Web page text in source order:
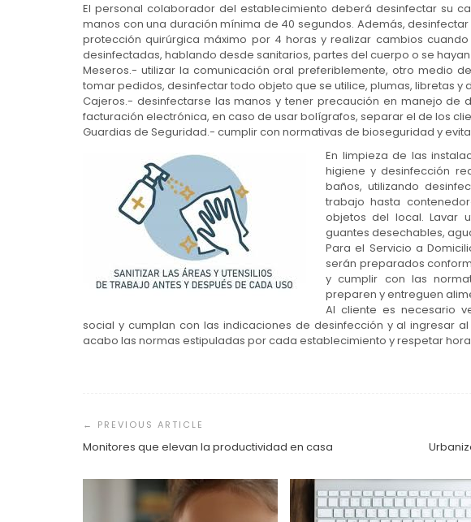
El personal colaborador del establecimiento deberá desinfectar su
manos con una duración mínima de 40 segundos. Además,
protección quirúrgica máximo por 4 horas y realizar cambios
desinfectadas, hablando desde sanitarios, partes del cuerpo o se
Meseros.- utilizar la comunicación oral preferiblemente, otro medio
tomar pedidos, desinfectar todo objeto que se utilice, plumas, libretas y
Cajeros.- desinfectarse las manos y tener precaución en manejo de
facturación electrónica, en caso de usar bolígrafos, separar el de los
Guardias de Seguridad.- cumplir con normativas de bioseguridad y
En limpieza de las
higiene y desinfección
baños, utilizando
trabajo hasta
objetos del local. Lavar
guantes desechables,
Para el Servicio a
serán preparados
y cumplir con las
preparen y entreguen
Al cliente es necesario
social y cumplan con las indicaciones de desinfección y al ingresar
acabo las normas estipuladas por cada establecimiento y respetar
de
entradas
Monitores que elevan la productividad en casa